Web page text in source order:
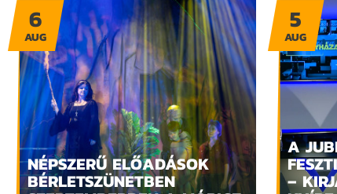
NÉPSZERŰ ELŐADÁSOK
BÉRLETSZÜNETBEN
6
AUG
A
–
5
AUG